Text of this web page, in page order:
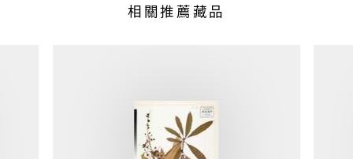
相關推薦藏品